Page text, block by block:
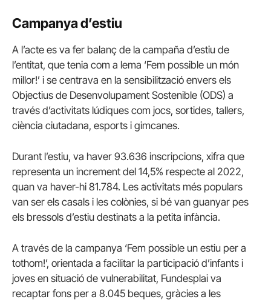
Campanya d’estiu
A l’acte es va fer balanç de la campaña d’estiu de
l’entitat, que tenia com a lema ‘Fem possible un món
millor!’ i se centrava en la sensibilització envers els
Objectius de Desenvolupament Sostenible (ODS) a
través d’activitats lúdiques com jocs, sortides, tallers,
ciència ciutadana, esports i gimcanes.
Durant l’estiu, va haver 93.636 inscripcions, xifra que
representa un increment del 14,5% respecte al 2022,
quan va haver-hi 81.784. Les activitats més populars
van ser els casals i les colònies, si bé van guanyar pes
els bressols d’estiu destinats a la petita infància.
A través de la campanya ‘Fem possible un estiu per a
tothom!’, orientada a facilitar la participació d’infants i
joves en situació de vulnerabilitat, Fundesplai va
recaptar fons per a 8.045 beques, gràcies a les